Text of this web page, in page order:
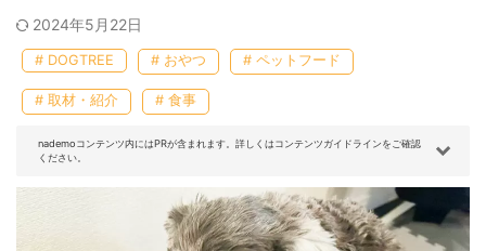
2024年5月22日
# DOGTREE # おやつ # ペットフード
# 取材・紹介 # 食事
nademoコンテンツ内にはPRが含まれます。詳しくはコンテンツガイドラインをご確認
ください。